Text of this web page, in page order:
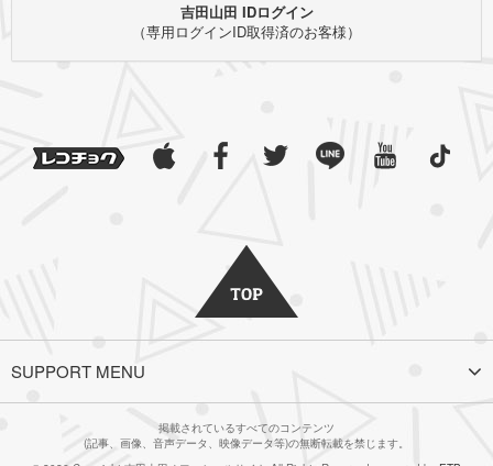
吉田山田 IDログイン
（専用ログインID取得済のお客様）
SUPPORT MENU
掲載されているすべてのコンテンツ
(記事、画像、音声データ、映像データ等)の無断転載を禁じます。